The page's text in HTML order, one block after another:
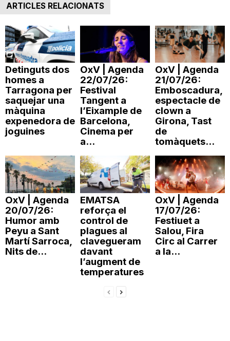
g
o
n
a
ARTICLES RELACIONATS
Detinguts dos
homes a
Tarragona per
saquejar una
màquina
expenedora de
joguines
OxV | Agenda
22/07/26:
Festival
Tangent a
l’Eixample de
Barcelona,
Cinema per
a...
OxV | Agenda
21/07/26:
Emboscadura,
espectacle de
clown a
Girona, Tast
de
tomàquets...
OxV | Agenda
20/07/26:
Humor amb
Peyu a Sant
Martí Sarroca,
Nits de...
EMATSA
reforça el
control de
plagues al
clavegueram
davant
l’augment de
temperatures
OxV | Agenda
17/07/26:
Festiuet a
Salou, Fira
Circ al Carrer
a la...